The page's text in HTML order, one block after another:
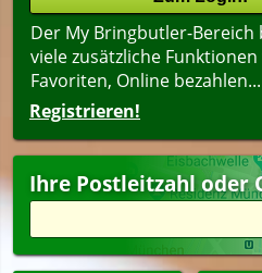
Der My Bringbutler-Bereich
viele zusätzliche Funktionen
Favoriten, Online bezahlen...
Registrieren!
Ihre Postleitzahl oder